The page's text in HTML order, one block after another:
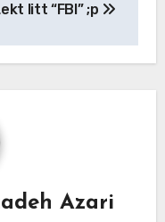
litt “FBI” ;p
Azari